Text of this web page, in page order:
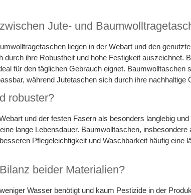
Jute- und
liegen in der Webart und den
ihre Robustheit und hohe Festigkeit auszeichnet.
für den täglichen Gebrauch eignet. Baumwolltaschen
während Jutetaschen sich durch ihre nachhaltige
robuster?
und der festen Fasern als besonders langlebig
lange Lebensdauer. Baumwolltaschen,
Pflegeleichtigkeit und Waschbarkeit häufig eine
beider Materialien?
Wasser benötigt und kaum Pestizide in der